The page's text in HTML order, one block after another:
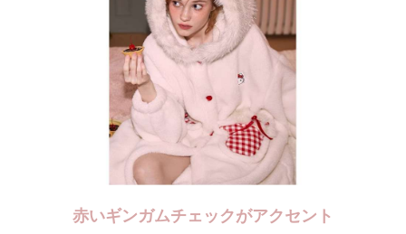
赤いギンガムチェックがアクセント